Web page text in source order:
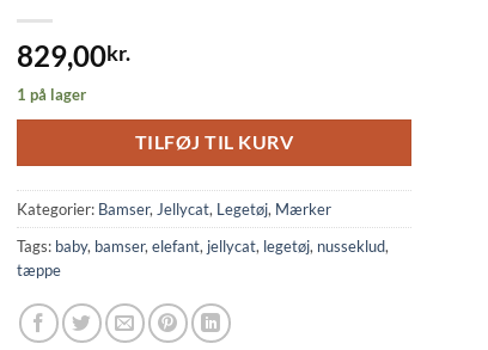
829,00kr.
1 på lager
TILFØJ TIL KURV
Kategorier: Bamser,Jellycat, Legetøj, Mærker
Tags: baby, bamser,elefant, jellycat, legetøj, nusseklud,
tæppe